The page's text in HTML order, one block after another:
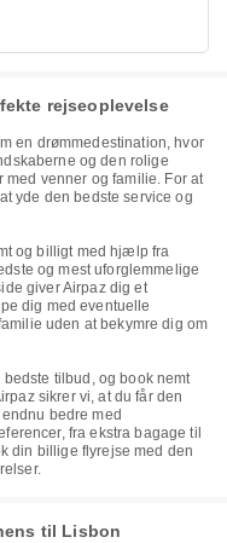
rejseoplevelse
en drømmedestination, hvor
og den rolige
venner og familie. For at
yde den bedste service og
og billigt med hjælp fra
og mest uforglemmelige
giver Airpaz dig et
dig med eventuelle
uden at bekymre dig om
tilbud, og book nemt
sikrer vi, at du får den
bedre med
fra ekstra bagage til
din billige flyrejse med den
til Lisbon